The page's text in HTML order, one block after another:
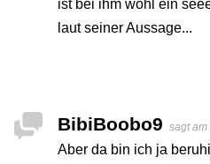
ist bei ihm wohl ein
laut seiner Aussage...
BibiBoobo9 sagt am
Aber da bin ich ja